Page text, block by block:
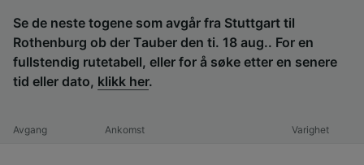
Se de neste togene som avgår fra Stuttgart til
Rothenburg ob der Tauber den ti. 18 aug.. For en
fullstendig rutetabell, eller for å søke etter en senere
tid eller dato, klikk her.
Avgang Ankomst Varighet